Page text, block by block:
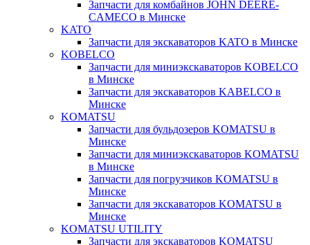
Запчасти для комбайнов JOHN DEERE-
CAMECO в Минске
KATO
Запчасти для экскаваторов KATO в Минске
KOBELCO
Запчасти для миниэкскаваторов KOBELCO
в Минске
Запчасти для экскаваторов KABELCO в
Минске
KOMATSU
Запчасти для бульдозеров KOMATSU в
Минске
Запчасти для миниэкскаваторов KOMATSU
в Минске
Запчасти для погрузчиков KOMATSU в
Минске
Запчасти для экскаваторов KOMATSU в
Минске
KOMATSU UTILITY
Запчасти для экскаваторов KOMATSU